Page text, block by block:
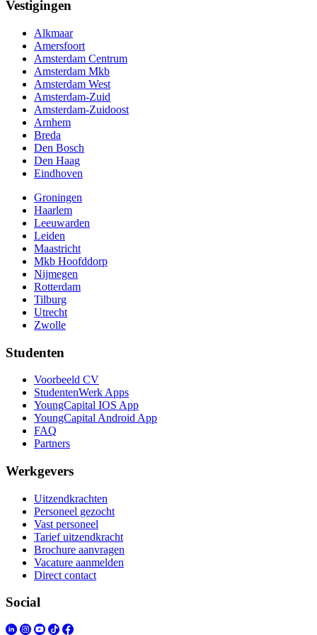
Vestigingen
Alkmaar
Amersfoort
Amsterdam Centrum
Amsterdam Mkb
Amsterdam West
Amsterdam-Zuid
Amsterdam-Zuidoost
Arnhem
Breda
Den Bosch
Den Haag
Eindhoven
Groningen
Haarlem
Leeuwarden
Leiden
Maastricht
Mkb Hoofddorp
Nijmegen
Rotterdam
Tilburg
Utrecht
Zwolle
Studenten
Voorbeeld CV
StudentenWerk Apps
YoungCapital IOS App
YoungCapital Android App
FAQ
Partners
Werkgevers
Uitzendkrachten
Personeel gezocht
Vast personeel
Tarief uitzendkracht
Brochure aanvragen
Vacature aanmelden
Direct contact
Social